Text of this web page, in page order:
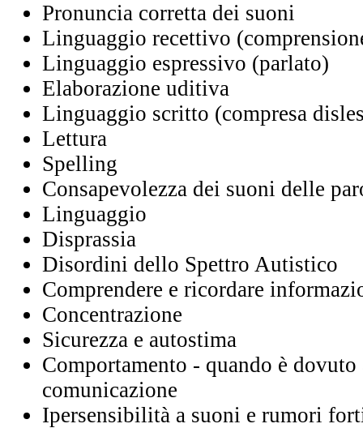
Pronuncia corretta dei suoni
Linguaggio recettivo
Linguaggio espressivo (parlato)
Elaborazione uditiva
Linguaggio scritto (compresa
Lettura
Spelling
Consapevolezza dei suoni delle
Linguaggio
Disprassia
Disordini dello Spettro Autistico
Comprendere e ricordare
Concentrazione
Sicurezza e autostima
Comportamento - quando è dovuto
comunicazione
Ipersensibilità a suoni e rumori